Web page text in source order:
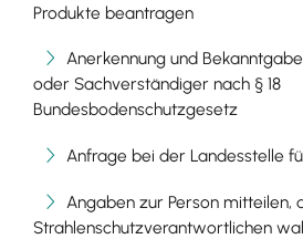
Produkte beantragen
Anerkennung und
oder Sachverständiger nach § 18
Bundesbodenschutzgesetz
Anfrage bei der Landesstelle
Angaben zur Person mitteilen,
Strahlenschutzverantwortlichen